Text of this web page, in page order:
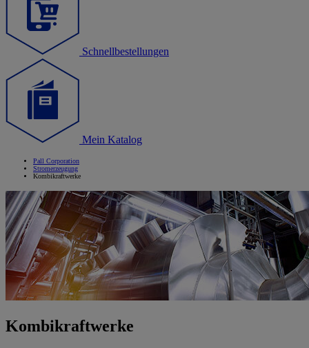
Schnellbestellungen
Mein Katalog
Pall Corporation
Stromerzeugung
Kombikraftwerke
Kombikraftwerke